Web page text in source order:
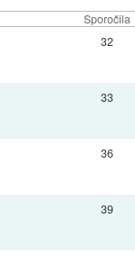
Sporočila
32
33
36
39